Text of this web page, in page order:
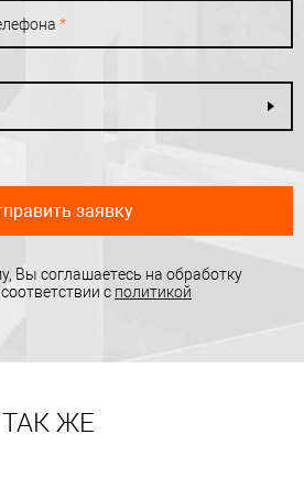
*
заявку
Вы соглашаетесь на обработку
с политикой
ЖЕ